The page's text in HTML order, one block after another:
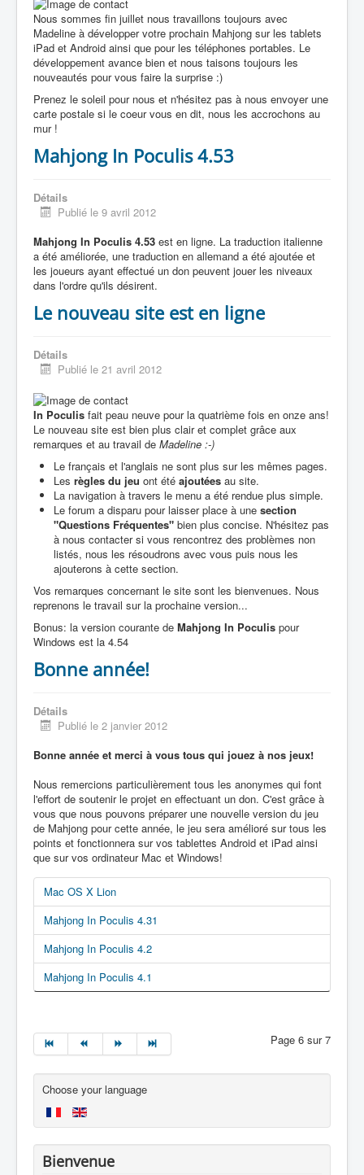
Nous sommes fin juillet nous travaillons toujours avec
Madeline à développer votre prochain Mahjong sur les tablets
iPad et Android ainsi que pour les téléphones portables. Le
développement avance bien et nous taisons toujours les
nouveautés pour vous faire la surprise :)
Prenez le soleil pour nous et n'hésitez pas à nous envoyer une
carte postale si le coeur vous en dit, nous les accrochons au
mur !
Mahjong In Poculis 4.53
Détails
Publié le 9 avril 2012
Mahjong In Poculis 4.53 est en ligne. La traduction italienne
a été améliorée, une traduction en allemand a été ajoutée et
les joueurs ayant effectué un don peuvent jouer les niveaux
dans l'ordre qu'ils désirent.
Le nouveau site est en ligne
Détails
Publié le 21 avril 2012
In Poculis fait peau neuve pour la quatrième fois en onze ans!
Le nouveau site est bien plus clair et complet grâce aux
remarques et au travail de Madeline :-)
Le français et l'anglais ne sont plus sur les mêmes pages.
Les règles du jeu ont été ajoutées au site.
La navigation à travers le menu a été rendue plus simple.
Le forum a disparu pour laisser place à une section
"Questions Fréquentes" bien plus concise. N'hésitez pas
à nous contacter si vous rencontrez des problèmes non
listés, nous les résoudrons avec vous puis nous les
ajouterons à cette section.
Vos remarques concernant le site sont les bienvenues. Nous
reprenons le travail sur la prochaine version...
Bonus: la version courante de Mahjong In Poculis pour
Windows est la 4.54
Bonne année!
Détails
Publié le 2 janvier 2012
Bonne année et merci à vous tous qui jouez à nos jeux!
Nous remercions particulièrement tous les anonymes qui font
l'effort de soutenir le projet en effectuant un don. C'est grâce à
vous que nous pouvons préparer une nouvelle version du jeu
de Mahjong pour cette année, le jeu sera amélioré sur tous les
points et fonctionnera sur vos tablettes Android et iPad ainsi
que sur vos ordinateur Mac et Windows!
Mac OS X Lion
Mahjong In Poculis 4.31
Mahjong In Poculis 4.2
Mahjong In Poculis 4.1
Page 6 sur 7
Choose your language
Bienvenue